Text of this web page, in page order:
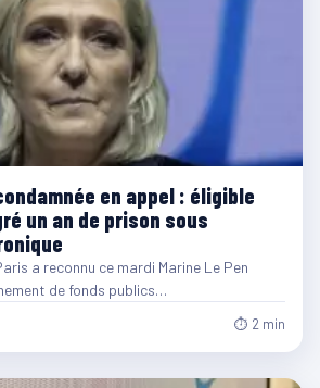
en appel : éligible
un an de prison sous
a reconnu ce mardi Marine Le Pen
de fonds publics…
⏱ 2 min